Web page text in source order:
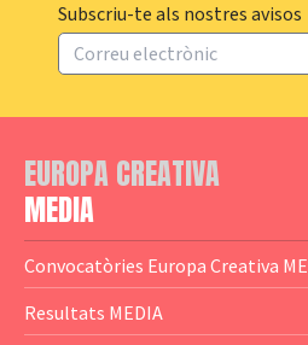
Subscriu-te als nostres avisos
EUROPA CREATIVA
MEDIA
Convocatòries Europa Creativa
— Content Cluster
Resultats MEDIA